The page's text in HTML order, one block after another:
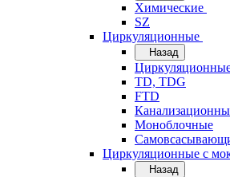
Химические
SZ
Циркуляционные
Назад
TD, TDG
FTD
Моноблочные
Циркуляционные с
Назад